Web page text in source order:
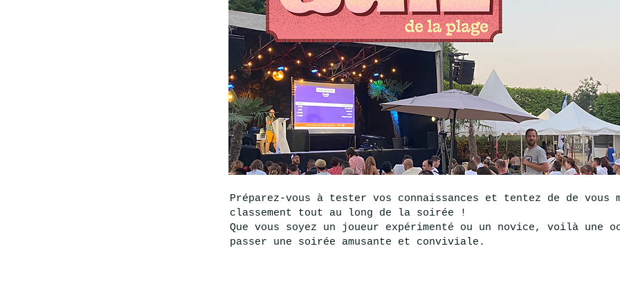
Préparez-vous à tester vos connaissances et tentez de de vous
classement tout au long de la soirée !
Que vous soyez un joueur expérimenté ou un novice, voilà une
passer une soirée amusante et conviviale.